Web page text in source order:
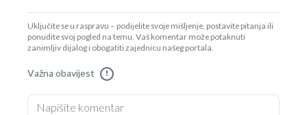
Uključite se u raspravu – podijelite svoje mišljenje, postavite pitanja ili
ponudite svoj pogled na temu. Vaš komentar može potaknuti
zanimljiv dijalog i obogatiti zajednicu našeg portala.
Važna obavijest !